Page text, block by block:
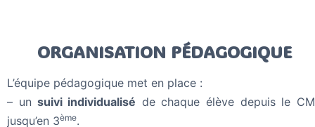
ORGANISATION PÉDAGOGIQUE
L’équipe pédagogique met en place :
– un suivi individualisé de chaque élève depuis le
jusqu’en 3ème.